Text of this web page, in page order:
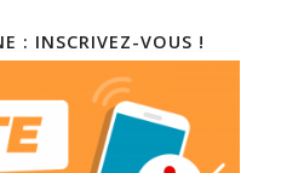
: INSCRIVEZ-VOUS !